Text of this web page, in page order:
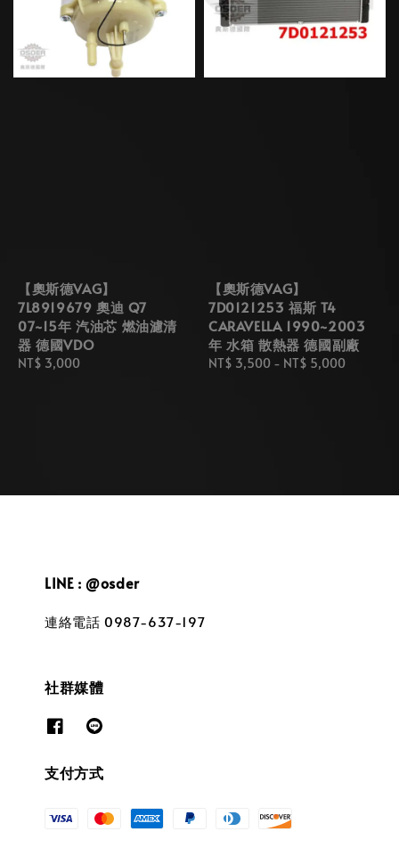
【奧斯德VAG】
7L8919679 奧迪 Q7
07~15年 汽油芯 燃油濾清
器 德國VDO
Regular
NT$ 3,000
【奧斯德VAG】
7D0121253 福斯 T4
CARAVELLA 1990~2003
年 水箱 散熱器 德國副廠
Regular
NT$ 3,500 - NT$ 5,000
LINE : @osder
連絡電話 0987-637-197
社群媒體
支付方式